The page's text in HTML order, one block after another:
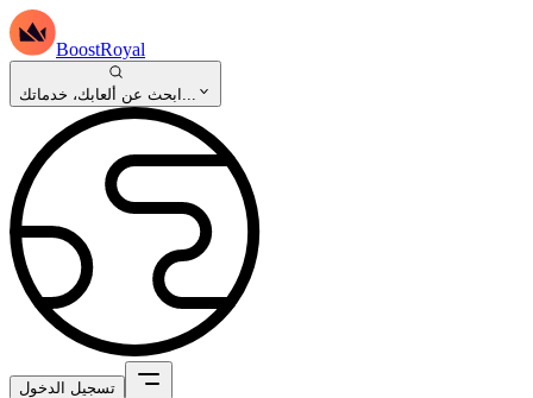
BoostRoyal
تسجيل الدخول